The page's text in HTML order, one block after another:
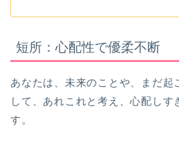
短所：心配性で優柔不断
あなたは、未来のことや、まだ起
して、あれこれと考え、心配しす
す。